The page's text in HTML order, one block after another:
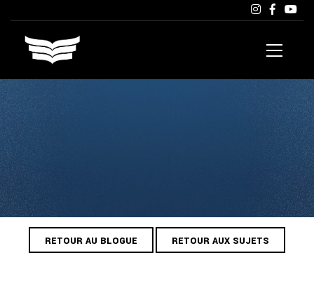
RETOUR AU BLOGUE RETOUR AUX SUJETS